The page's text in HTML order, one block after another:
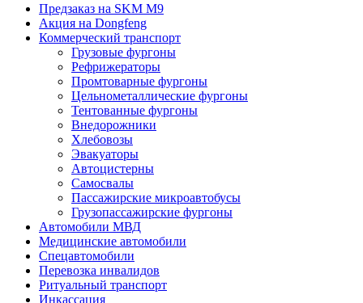
Предзаказ на SKM M9
Акция на Dongfeng
Коммерческий транспорт
Грузовые фургоны
Рефрижераторы
Промтоварные фургоны
Цельнометаллические фургоны
Тентованные фургоны
Внедорожники
Хлебовозы
Эвакуаторы
Автоцистерны
Самосвалы
Пассажирские микроавтобусы
Грузопассажирские фургоны
Автомобили МВД
Медицинские автомобили
Спецавтомобили
Перевозка инвалидов
Ритуальный транспорт
Инкассация